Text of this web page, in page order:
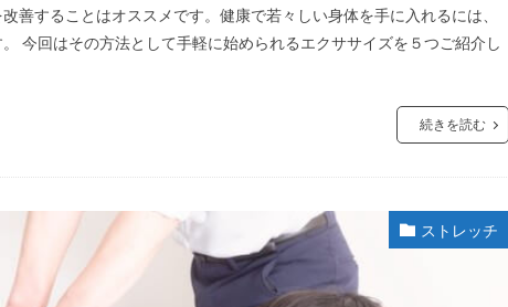
善することはオススメです。健康で若々しい身体を手に入れるには、
今回はその方法として手軽に始められるエクササイズを５つご紹介し
続きを読む
ストレッチ